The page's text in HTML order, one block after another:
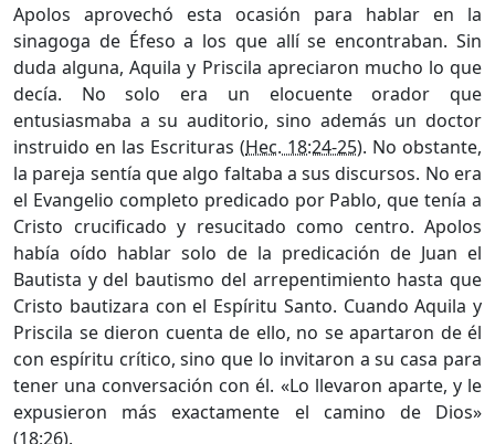
Apolos aprovechó esta ocasión para hablar en la
sinagoga de Éfeso a los que allí se encontraban. Sin
duda alguna, Aquila y Priscila apreciaron mucho lo que
decía. No solo era un elocuente orador que
entusiasmaba a su auditorio, sino además un doctor
instruido en las Escrituras (Hec. 18:24-25). No obstante,
la pareja sentía que algo faltaba a sus discursos. No era
el Evangelio completo predicado por Pablo, que tenía a
Cristo crucificado y resucitado como centro. Apolos
había oído hablar solo de la predicación de Juan el
Bautista y del bautismo del arrepentimiento hasta que
Cristo bautizara con el Espíritu Santo. Cuando Aquila y
Priscila se dieron cuenta de ello, no se apartaron de él
con espíritu crítico, sino que lo invitaron a su casa para
tener una conversación con él. «Lo llevaron aparte, y le
expusieron más exactamente el camino de Dios»
(18:26).